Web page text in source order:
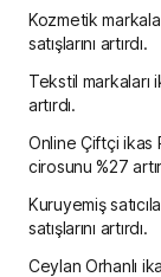
Kozmetik
satışlarını artırdı.
Tekstil markaları
artırdı.
Online Çiftçi ikas
cirosunu %27
Kuruyemiş
satışlarını artırdı.
Ceylan Orhanlı